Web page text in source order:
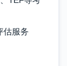
估服务